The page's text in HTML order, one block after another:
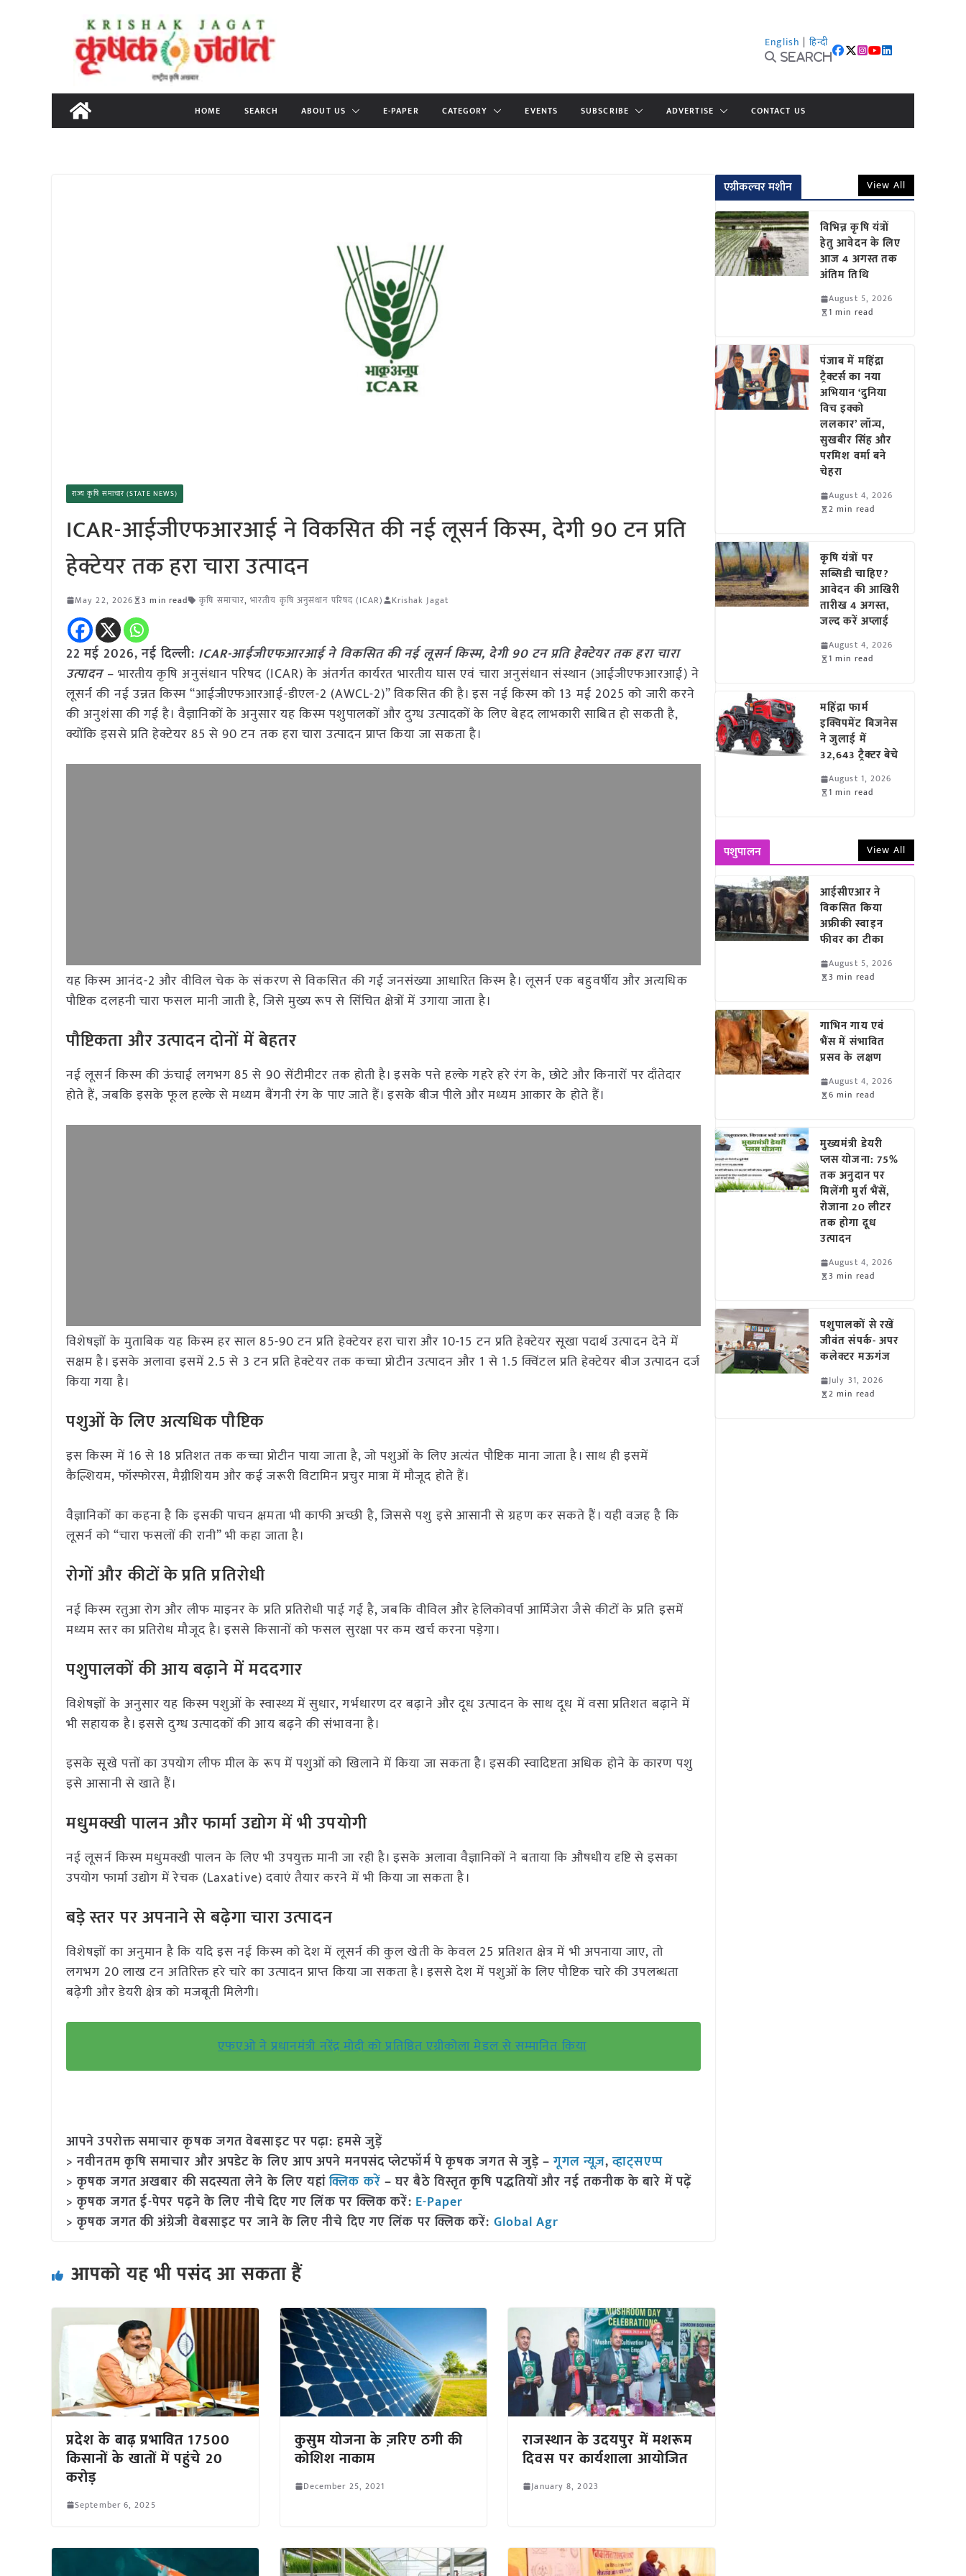
content
English | हिन्दी
Search
HOME SEARCH ABOUT US E-PAPER CATEGORY EVENTS SUBSCRIBE ADVERTISE CONTACT US
राज्य कृषि समाचार (STATE NEWS)
ICAR-आईजीएफआरआई ने विकसित की नई लूसर्न किस्म, देगी 90 टन प्रति
हेक्टेयर तक हरा चारा उत्पादन
May 22, 2026 3 min read कृषि समाचार,भारतीय कृषि अनुसंधान परिषद (ICAR) Krishak Jagat
22 मई 2026, नई दिल्ली: ICAR-आईजीएफआरआई ने विकसित की नई लूसर्न किस्म, देगी 90 टन प्रति हेक्टेयर तक हरा चारा
उत्पादन– भारतीय कृषि अनुसंधान परिषद (ICAR) के अंतर्गत कार्यरत भारतीय घास एवं चारा अनुसंधान संस्थान (आईजीएफआरआई) ने
लूसर्न की नई उन्नत किस्म “आईजीएफआरआई-डीएल-2 (AWCL-2)” विकसित की है। इस नई किस्म को 13 मई 2025 को जारी करने
की अनुशंसा की गई है। वैज्ञानिकों के अनुसार यह किस्म पशुपालकों और दुग्ध उत्पादकों के लिए बेहद लाभकारी साबित हो सकती है,
क्योंकि इससे प्रति हेक्टेयर 85 से 90 टन तक हरा चारा उत्पादन प्राप्त किया जा सकता है।
यह किस्म आनंद-2 और वीविल चेक के संकरण से विकसित की गई जनसंख्या आधारित किस्म है। लूसर्न एक बहुवर्षीय और अत्यधिक
पौष्टिक दलहनी चारा फसल मानी जाती है, जिसे मुख्य रूप से सिंचित क्षेत्रों में उगाया जाता है।
पौष्टिकता और उत्पादन दोनों में बेहतर
नई लूसर्न किस्म की ऊंचाई लगभग 85 से 90 सेंटीमीटर तक होती है। इसके पत्ते हल्के गहरे हरे रंग के, छोटे और किनारों पर दाँतेदार
होते हैं, जबकि इसके फूल हल्के से मध्यम बैंगनी रंग के पाए जाते हैं। इसके बीज पीले और मध्यम आकार के होते हैं।
विशेषज्ञों के मुताबिक यह किस्म हर साल 85-90 टन प्रति हेक्टेयर हरा चारा और 10-15 टन प्रति हेक्टेयर सूखा पदार्थ उत्पादन देने में
सक्षम है। इसके अलावा इसमें 2.5 से 3 टन प्रति हेक्टेयर तक कच्चा प्रोटीन उत्पादन और 1 से 1.5 क्विंटल प्रति हेक्टेयर बीज उत्पादन दर्ज
किया गया है।
पशुओं के लिए अत्यधिक पौष्टिक
इस किस्म में 16 से 18 प्रतिशत तक कच्चा प्रोटीन पाया जाता है, जो पशुओं के लिए अत्यंत पौष्टिक माना जाता है। साथ ही इसमें
कैल्शियम, फॉस्फोरस, मैग्नीशियम और कई जरूरी विटामिन प्रचुर मात्रा में मौजूद होते हैं।
वैज्ञानिकों का कहना है कि इसकी पाचन क्षमता भी काफी अच्छी है, जिससे पशु इसे आसानी से ग्रहण कर सकते हैं। यही वजह है कि
लूसर्न को “चारा फसलों की रानी” भी कहा जाता है।
रोगों और कीटों के प्रति प्रतिरोधी
नई किस्म रतुआ रोग और लीफ माइनर के प्रति प्रतिरोधी पाई गई है, जबकि वीविल और हेलिकोवर्पा आर्मिजेरा जैसे कीटों के प्रति इसमें
मध्यम स्तर का प्रतिरोध मौजूद है। इससे किसानों को फसल सुरक्षा पर कम खर्च करना पड़ेगा।
पशुपालकों की आय बढ़ाने में मददगार
विशेषज्ञों के अनुसार यह किस्म पशुओं के स्वास्थ्य में सुधार, गर्भधारण दर बढ़ाने और दूध उत्पादन के साथ दूध में वसा प्रतिशत बढ़ाने में
भी सहायक है। इससे दुग्ध उत्पादकों की आय बढ़ने की संभावना है।
इसके सूखे पत्तों का उपयोग लीफ मील के रूप में पशुओं को खिलाने में किया जा सकता है। इसकी स्वादिष्टता अधिक होने के कारण पशु
इसे आसानी से खाते हैं।
मधुमक्खी पालन और फार्मा उद्योग में भी उपयोगी
नई लूसर्न किस्म मधुमक्खी पालन के लिए भी उपयुक्त मानी जा रही है। इसके अलावा वैज्ञानिकों ने बताया कि औषधीय दृष्टि से इसका
उपयोग फार्मा उद्योग में रेचक (Laxative) दवाएं तैयार करने में भी किया जा सकता है।
बड़े स्तर पर अपनाने से बढ़ेगा चारा उत्पादन
विशेषज्ञों का अनुमान है कि यदि इस नई किस्म को देश में लूसर्न की कुल खेती के केवल 25 प्रतिशत क्षेत्र में भी अपनाया जाए, तो
लगभग 20 लाख टन अतिरिक्त हरे चारे का उत्पादन प्राप्त किया जा सकता है। इससे देश में पशुओं के लिए पौष्टिक चारे की उपलब्धता
बढ़ेगी और डेयरी क्षेत्र को मजबूती मिलेगी।
एफएओ ने प्रधानमंत्री नरेंद्र मोदी को प्रतिष्ठित एग्रीकोला मेडल से सम्मानित किया
आपने उपरोक्त समाचार कृषक जगत वेबसाइट पर पढ़ा: हमसे जुड़ें
> नवीनतम कृषि समाचार और अपडेट के लिए आप अपने मनपसंद प्लेटफॉर्म पे कृषक जगत से जुड़े –गूगल न्यूज़,व्हाट्सएप्प
> कृषक जगत अखबार की सदस्यता लेने के लिए यहांक्लिक करें – घर बैठे विस्तृत कृषि पद्धतियों और नई तकनीक के बारे में पढ़ें
> कृषक जगत ई-पेपर पढ़ने के लिए नीचे दिए गए लिंक पर क्लिक करें: E-Paper
> कृषक जगत की अंग्रेजी वेबसाइट पर जाने के लिए नीचे दिए गए लिंक पर क्लिक करें: Global Agr
आपको यह भी पसंद आ सकता हैं
प्रदेश के बाढ़ प्रभावित 17500
किसानों के खातों में पहुंचे 20
करोड़
September 6, 2025
कुसुम योजना के ज़रिए ठगी की
कोशिश नाकाम
December 25, 2021
राजस्थान के उदयपुर में मशरूम
दिवस पर कार्यशाला आयोजित
January 8, 2023
एग्रीकल्चर मशीन View All
विभिन्न कृषि यंत्रों
हेतु आवेदन के लिए
आज 4 अगस्त तक
अंतिम तिथि
August 5, 2026
1 min read
पंजाब में महिंद्रा
ट्रैक्टर्स का नया
अभियान ‘दुनिया
विच इक्को
ललकार’ लॉन्च,
सुखबीर सिंह और
परमिश वर्मा बने
चेहरा
August 4, 2026
2 min read
कृषि यंत्रों पर
सब्सिडी चाहिए?
आवेदन की आखिरी
तारीख 4 अगस्त,
जल्द करें अप्लाई
August 4, 2026
1 min read
महिंद्रा फार्म
इक्विपमेंट बिजनेस
ने जुलाई में
32,643 ट्रैक्टर बेचे
August 1, 2026
1 min read
पशुपालन View All
आईसीएआर ने
विकसित किया
अफ्रीकी स्वाइन
फीवर का टीका
August 5, 2026
3 min read
गाभिन गाय एवं
भैंस में संभावित
प्रसव के लक्षण
August 4, 2026
6 min read
मुख्यमंत्री डेयरी
प्लस योजना: 75%
तक अनुदान पर
मिलेंगी मुर्रा भैंसें,
रोजाना 20 लीटर
तक होगा दूध
उत्पादन
August 4, 2026
3 min read
पशुपालकों से रखें
जीवंत संपर्क- अपर
कलेक्टर मऊगंज
July 31, 2026
2 min read